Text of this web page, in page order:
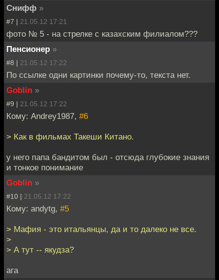
Снифф »
#7 | 21.05.12 17:21
фото № 5 - на стрелке с казахским филиалом???
Пенсионер »
#8 | 21.05.12 17:22
По ссылке одни картинки почему-то, текста нет.
Goblin »
#9 | 21.05.12 17:22
Кому: Andrey1987, #6
> Как в фильмах Такеши Китано.
у него папа бандитом был - отсюда глубокие знания
и тонкое понимание
Goblin »
#10 | 21.05.12 17:22
Кому: andytg, #5
> Мафия - это итальянцы, да и то далеко не все.
>
> А тут -- якудза?
ага